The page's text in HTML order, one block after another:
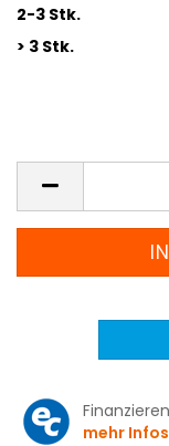
2-3 Stk.
> 3 Stk.
mehr